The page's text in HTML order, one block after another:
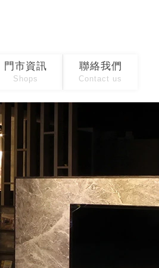
門市資訊
Shops
聯絡我們
Contact us